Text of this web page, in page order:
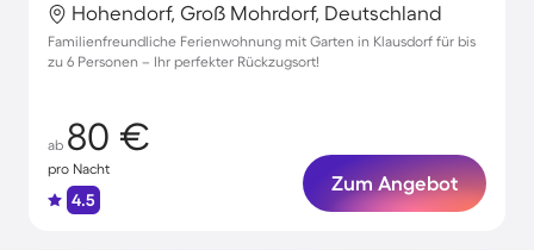
Hohendorf, Groß Mohrdorf, Deutschland
Familienfreundliche Ferienwohnung mit Garten in Klausdorf für bis
zu 6 Personen – Ihr perfekter Rückzugsort!
ab 80 €
pro Nacht
4.5
Zum Angebot